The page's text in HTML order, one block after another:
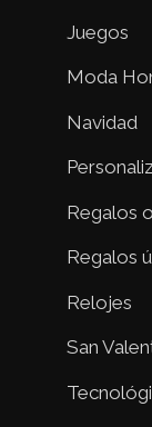
Juegos
Moda
Navidad
Regalos
Regalos
Relojes
San